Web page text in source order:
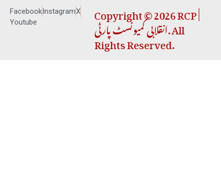
FacebookInstagramX
Youtube
Copyright © 2026 RCP |
انقلابی کمیونسٹ پارٹی. All
Rights Reserved.